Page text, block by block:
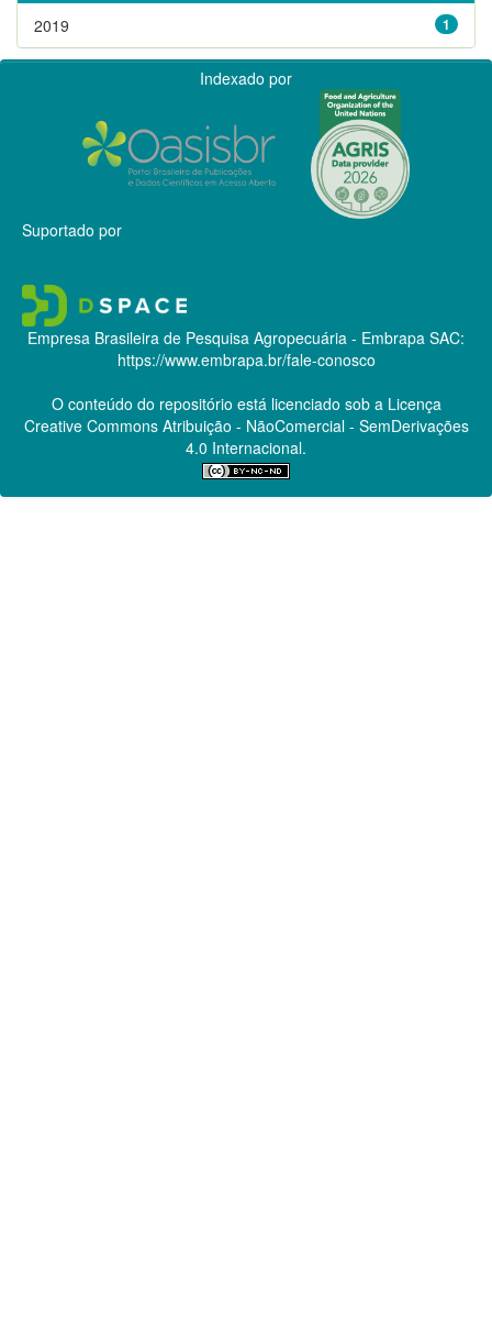
1
2019
Indexado por
Suportado por
Empresa Brasileira de Pesquisa Agropecuária - Embrapa SAC:
https://www.embrapa.br/fale-conosco
O conteúdo do repositório está licenciado sob a Licença
Creative CommonsAtribuição - NãoComercial - SemDerivações
4.0 Internacional.